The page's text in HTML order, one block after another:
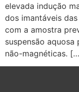
elevada indução
dos imantáveis
com a amostra
suspensão
não-magnéticas.